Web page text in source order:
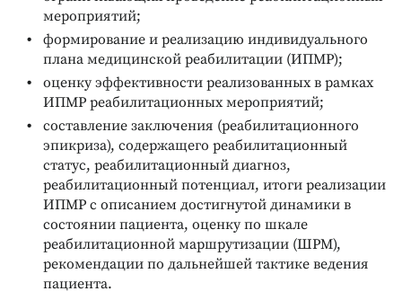
мероприятий;
формирование и реализацию индивидуального
плана медицинской реабилитации (ИПМР);
оценку эффективности реализованных в рамках
ИПМР реабилитационных мероприятий;
составление заключения (реабилитационного
эпикриза), содержащего реабилитационный
статус, реабилитационный диагноз,
реабилитационный потенциал, итоги реализации
ИПМР с описанием достигнутой динамики в
состоянии пациента, оценку по шкале
реабилитационной маршрутизации (ШРМ),
рекомендации по дальнейшей тактике ведения
пациента.